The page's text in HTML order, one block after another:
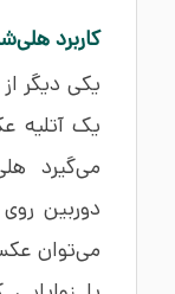
کاربرد
یکی دیگر
یک آتلیه
می‌گیرد
دوربین
می‌توان